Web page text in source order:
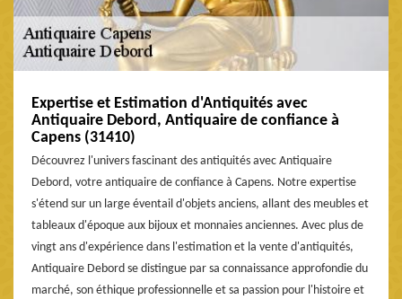
Expertise et Estimation d'Antiquités avec
Antiquaire Debord, Antiquaire de confiance à
Capens (31410)
Découvrez l'univers fascinant des antiquités avec Antiquaire
Debord, votre antiquaire de confiance à Capens. Notre expertise
s'étend sur un large éventail d'objets anciens, allant des meubles et
tableaux d'époque aux bijoux et monnaies anciennes. Avec plus de
vingt ans d'expérience dans l'estimation et la vente d'antiquités,
Antiquaire Debord se distingue par sa connaissance approfondie du
marché, son éthique professionnelle et sa passion pour l'histoire et